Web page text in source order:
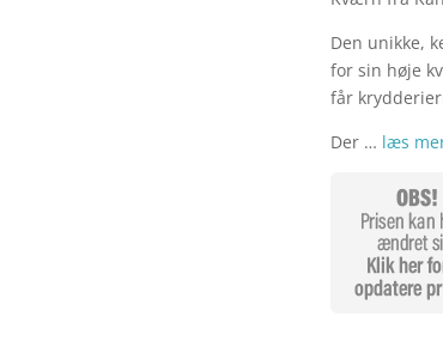
Den unikke,
for sin høje
får
Der … læs